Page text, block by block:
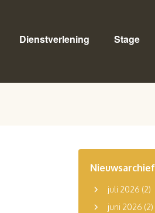
Dienstverlening Stage
Nieuwsarchief
juli 2026 (2)
juni 2026 (2)